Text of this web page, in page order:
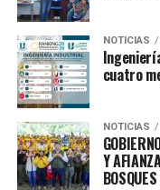
NOTICIAS
cuatro
NOTICIAS
Y